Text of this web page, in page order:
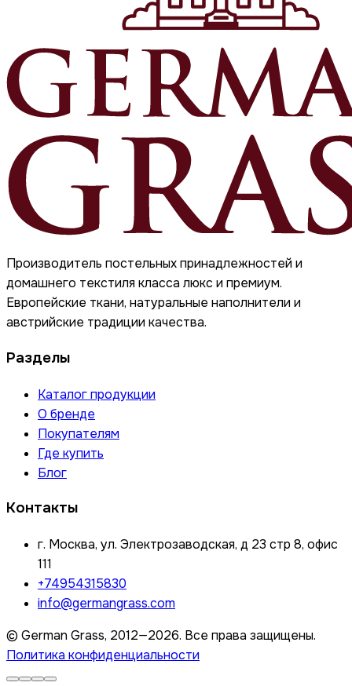
Производитель постельных принадлежностей и
домашнего текстиля класса люкс и премиум.
Европейские ткани, натуральные наполнители и
австрийские традиции качества.
Разделы
Каталог продукции
О бренде
Покупателям
Где купить
Блог
Контакты
г. Москва, ул. Электрозаводская, д 23 стр 8, офис
111
+74954315830
info@germangrass.com
© German Grass, 2012—2026. Все права защищены.
Политика конфиденциальности